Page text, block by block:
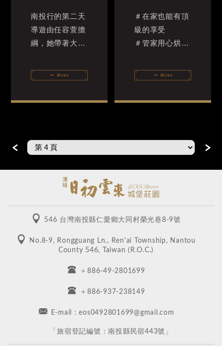
南投行的第二天
導遊由任容萱擔
綱，她帶著大家
「網美行程」，
除了享用日式餐
＃在家也能有頂
級的享受
＃管家用心烘豆
＃喝過的都回味
無窮
546 台灣南投縣仁愛鄉大同村榮光巷8-9號
No.8-9, Rongguang Ln., Ren'ai Township, Nantou
County 546, Taiwan (R.O.C.)
＋886-49-2801699
＋886-937-238149
E-mail : eos0492801699@gmail.com
​「旅宿登記編號：南投縣民宿443號」